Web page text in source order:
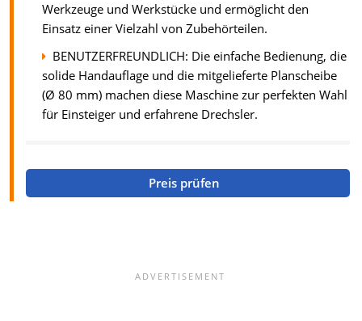
Werkzeuge und Werkstücke und ermöglicht den
Einsatz einer Vielzahl von Zubehörteilen.
BENUTZERFREUNDLICH: Die einfache Bedienung, die
solide Handauflage und die mitgelieferte Planscheibe
(Ø 80 mm) machen diese Maschine zur perfekten Wahl
für Einsteiger und erfahrene Drechsler.
Preis prüfen